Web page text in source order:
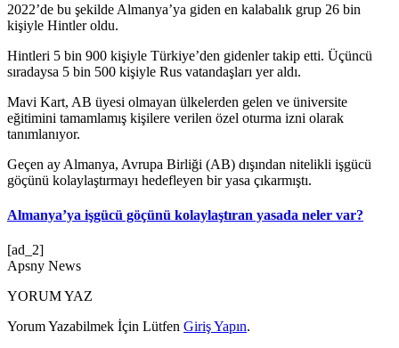
2022’de bu şekilde Almanya’ya giden en kalabalık grup 26 bin
kişiyle Hintler oldu.
Hintleri 5 bin 900 kişiyle Türkiye’den gidenler takip etti. Üçüncü
sıradaysa 5 bin 500 kişiyle Rus vatandaşları yer aldı.
Mavi Kart, AB üyesi olmayan ülkelerden gelen ve üniversite
eğitimini tamamlamış kişilere verilen özel oturma izni olarak
tanımlanıyor.
Geçen ay Almanya, Avrupa Birliği (AB) dışından nitelikli işgücü
göçünü kolaylaştırmayı hedefleyen bir yasa çıkarmıştı.
Almanya’ya işgücü göçünü kolaylaştıran yasada neler var?
[ad_2]
Apsny News
YORUM YAZ
Yorum Yazabilmek İçin Lütfen Giriş Yapın.